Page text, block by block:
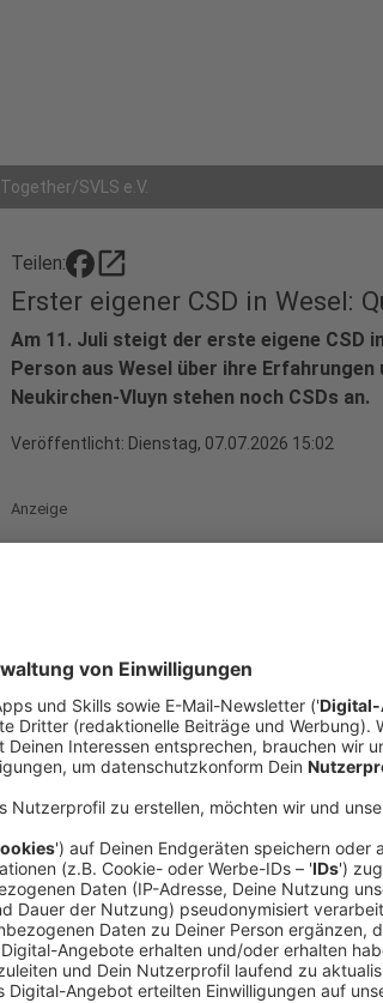
Together/SVLS e.V.
Teilen: open_in_new
Erster eigener CSD in Wesel:
Am 11. Juli steigt der erste eigene CSD
Person aus Wesel über ihre
Neukirchen-Vluyn stehen noch CSDs an.
Veröffentlicht: Dienstag, 07.07.2026 15:02
Anzeige
Bunt, sichtbar und vielfältig: Das sind die
im Hinblick auf den anstehenden CSD
lautet "Nie wieder still". Der CSD soll
jeglicher Diskriminierung entgegenwirken.
hunderten Teilnehmern. Der Demozug
Berliner Tor. Begleitet wird die
Unter anderem sorgen Live-Musik, eine
DJane für gute Unterhaltung.
Schirmherr
es "ein klares Bekenntnis zu Respekt,
Mit einem offenen Brief hatte er sich
Beschwerden gegen die geplante Parade.
Anzeige